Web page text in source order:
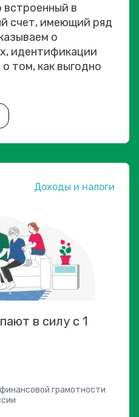
встроенный в
счет, имеющий ряд
о
идентификации
том, как выгодно
Доходы и налоги
в силу с 1
грамотности